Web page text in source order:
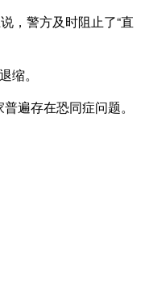
，警方及时阻止了“直
。
遍存在恐同症问题。